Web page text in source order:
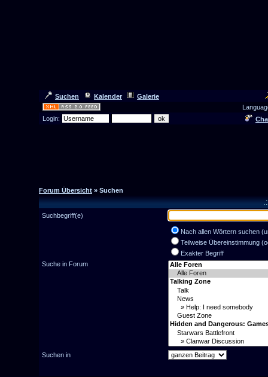
Suchen Kalender
Galerie
Login:
Forum Übersicht » Suchen
Suchbegriff(e)
Nach allen Wörtern suchen
Teilweise Übereinstimmung
Exakter Begriff
Suche in Forum
Suchen in